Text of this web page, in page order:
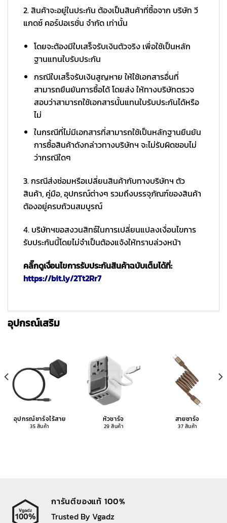
2. สินค้าจะอยู่ในประกัน ต้องเป็นสินค้าที่ซื้อจาก บริษัท วี
แกดซ์ คอร์ปอเรชั่น จำกัด เท่านั้น
โดยจะต้องมีใบเสร็จรับเงินตัวจริง เพื่อใช้เป็นหลัก
ฐานแทนใบรับประกัน
กรณีใบเสร็จรับเงินสูญหาย ให้ใช้เอกสารอื่นที่
สามารถยืนยันการซื้อได้ โดยส่ง ให้ทางบริษัทตรวจ
สอบว่าสามารถใช้เอกสารนั้นแทนใบรับประกันได้หรือ
ไม่
ในกรณีที่ไม่มีเอกสารที่สามารถใช้เป็นหลักฐานยืนยัน
การซื้อสินค้าดังกล่าวทางบริษัทฯ จะไม่รับผิดชอบไม่
ว่ากรณีใดๆ
3. กรณีส่งซ่อมหรือเปลี่ยนสินค้ากับทางบริษัทฯ ตัว
สินค้า, คู่มือ, อุปกรณ์ต่างๆ รวมถึงบรรจุภัณฑ์ของสินค้า
ต้องอยู่ครบถ้วนสมบูรณ์
4. บริษัทฯขอสงวนสิทธ์ในการเปลี่ยนแปลงเงื่อนไขการ
รับประกันนี้โดยไม่จำเป็นต้องแจ้งให้ทราบล่วงหน้า
คลิ๊กดูเงื่อนไขการรับประกันสินค้าฉบับเต็มได้ที่:
https://bit.ly/2Tt2Rr7
อุปกรณ์เสริม
อุปกรณ์ชาร์จไร้สาย
35 สินค้า
หัวชาร์จ
29 สินค้า
สายชาร์จ
37 สินค้า
การันตีของแท้ 100%
Trusted By Vgadz